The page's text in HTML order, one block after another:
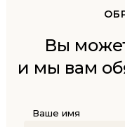
Вы
и мы вам
Ваше имя